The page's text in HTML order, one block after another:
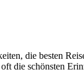
die besten
die schönsten